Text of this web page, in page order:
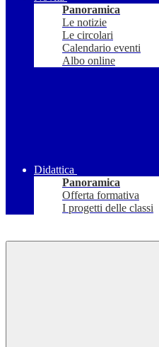
Panoramica
Le notizie
Le circolari
Calendario eventi
Albo online
Didattica
Panoramica
Offerta formativa
I progetti delle classi